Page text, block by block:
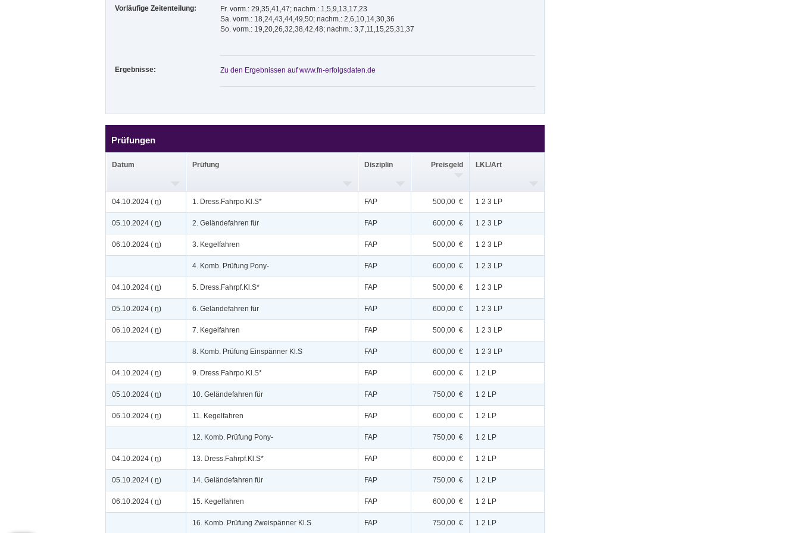
Vorläufige Zeitenteilung:
Fr. vorm.: 29,35,41,47; nachm.: 1,5,9,13,17,23
Sa. vorm.: 18,24,43,44,49,50; nachm.: 2,6,10,14,30,36
So. vorm.: 19,20,26,32,38,42,48; nachm.: 3,7,11,15,25,31,37
Ergebnisse: Zu den Ergebnissen auf www.fn-erfolgsdaten.de
Prüfungen
Datum Prüfung Disziplin Preisgeld LKL/Art
04.10.2024 ( n) 1. Dress.Fahrpo.Kl.S* FAP 500,00 € 1 2 3 LP
05.10.2024 ( n) 2. Geländefahren für FAP 600,00 € 1 2 3 LP
06.10.2024 ( n) 3. Kegelfahren FAP 500,00 € 1 2 3 LP
4. Komb. Prüfung Pony- FAP 600,00 € 1 2 3 LP
04.10.2024 ( n) 5. Dress.Fahrpf.Kl.S* FAP 500,00 € 1 2 3 LP
05.10.2024 ( n) 6. Geländefahren für FAP 600,00 € 1 2 3 LP
06.10.2024 ( n) 7. Kegelfahren FAP 500,00 € 1 2 3 LP
8. Komb. Prüfung Einspänner Kl.S FAP 600,00 € 1 2 3 LP
04.10.2024 ( n) 9. Dress.Fahrpo.Kl.S* FAP 600,00 € 1 2 LP
05.10.2024 ( n) 10. Geländefahren für FAP 750,00 € 1 2 LP
06.10.2024 ( n) 11. Kegelfahren FAP 600,00 € 1 2 LP
12. Komb. Prüfung Pony- FAP 750,00 € 1 2 LP
04.10.2024 ( n) 13. Dress.Fahrpf.Kl.S* FAP 600,00 € 1 2 LP
05.10.2024 ( n) 14. Geländefahren für FAP 750,00 € 1 2 LP
06.10.2024 ( n) 15. Kegelfahren FAP 600,00 € 1 2 LP
16. Komb. Prüfung Zweispänner Kl.S FAP 750,00 € 1 2 LP